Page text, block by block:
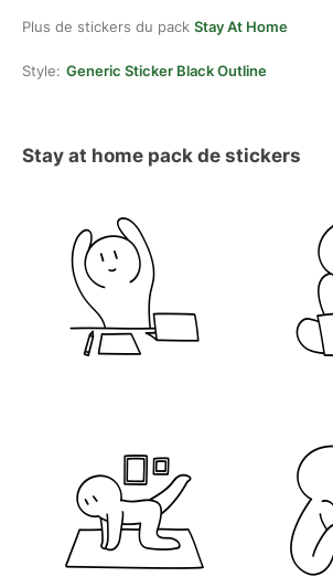
Plus de stickers du pack Stay At Home
Style: Generic Sticker Black Outline
Stay at home pack de stickers